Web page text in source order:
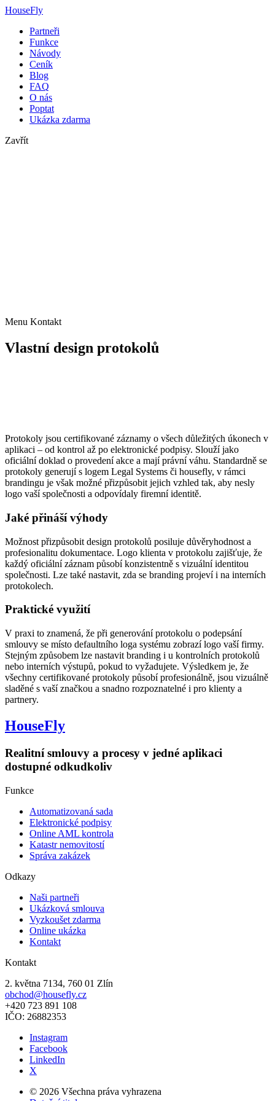
HouseFly
Partneři
Funkce
Návody
Ceník
Blog
FAQ
O nás
Poptat
Ukázka zdarma
Zavřít
Menu Kontakt
Vlastní design protokolů
Protokoly jsou certifikované záznamy o všech důležitých úkonech v
aplikaci – od kontrol až po elektronické podpisy. Slouží jako
oficiální doklad o provedení akce a mají právní váhu. Standardně se
protokoly generují s logem Legal Systems či housefly, v rámci
brandingu je však možné přizpůsobit jejich vzhled tak, aby nesly
logo vaší společnosti a odpovídaly firemní identitě.
Jaké přináší výhody
Možnost přizpůsobit design protokolů posiluje důvěryhodnost a
profesionalitu dokumentace. Logo klienta v protokolu zajišťuje, že
každý oficiální záznam působí konzistentně s vizuální identitou
společnosti. Lze také nastavit, zda se branding projeví i na interních
protokolech.
Praktické využití
V praxi to znamená, že při generování protokolu o podepsání
smlouvy se místo defaultního loga systému zobrazí logo vaší firmy.
Stejným způsobem lze nastavit branding i u kontrolních protokolů
nebo interních výstupů, pokud to vyžadujete. Výsledkem je, že
všechny certifikované protokoly působí profesionálně, jsou vizuálně
sladěné s vaší značkou a snadno rozpoznatelné i pro klienty a
partnery.
HouseFly
Realitní smlouvy a procesy v jedné aplikaci
dostupné odkudkoliv
Funkce
Automatizovaná sada​
Elektronické podpisy​
Online AML kontrola
Katastr nemovitostí
Správa zakázek
Odkazy
Naši partneři
Ukázková smlouva
Vyzkoušet zdarma
Online ukázka
Kontakt
Kontakt
2. května 7134, 760 01 Zlín
obchod@housefly.cz
+420 723 891 108
IČO: 26882353
Instagram
Facebook
LinkedIn
X
© 2026 Všechna práva vyhrazena